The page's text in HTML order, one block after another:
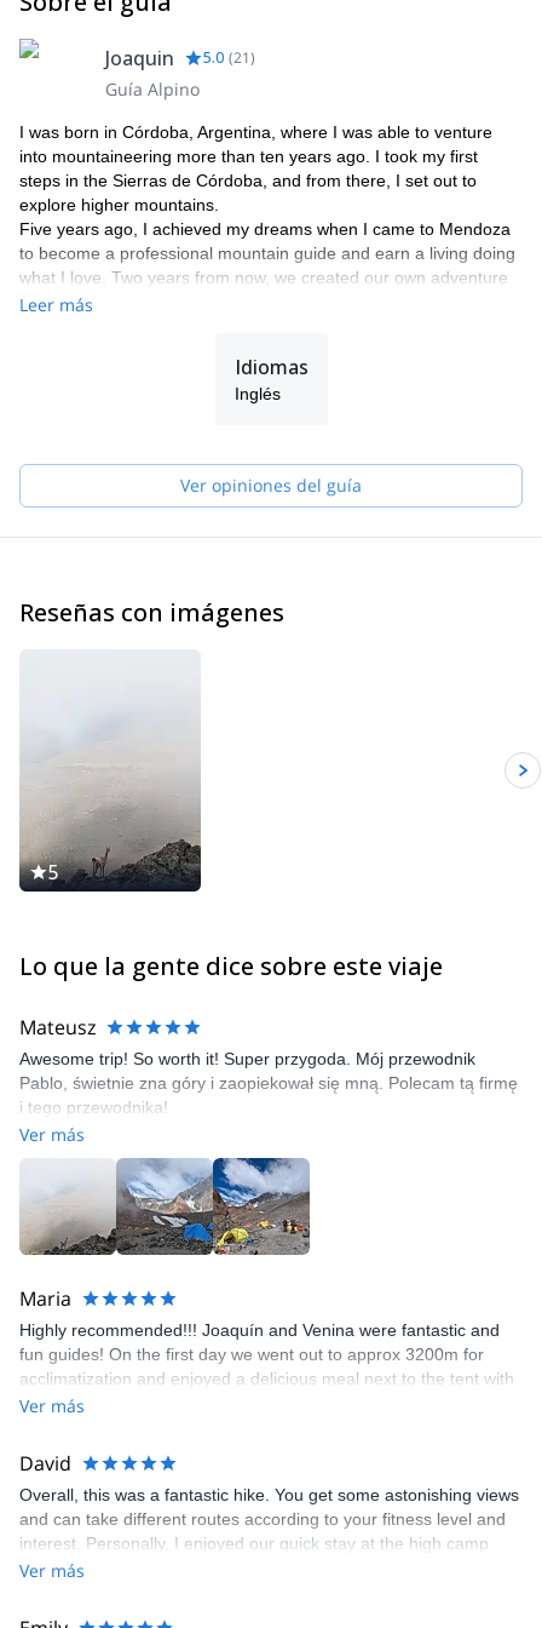
Joaquin 5.0 (21)
Guía Alpino
I was born in Córdoba, Argentina, where I was able to venture
into mountaineering more than ten years ago. I took my first
steps in the Sierras de Córdoba, and from there, I set out to
explore higher mountains.
Five years ago, I achieved my dreams when I came to Mendoza
to become a professional mountain guide and earn a living doing
what I love. Two years from now, we created our own adventure
tourism company in Mendoza.
government agencies, guides, etc. I have made Advanced
emergency medical technician in Buenos Aires, with real
Leer más
Idiomas
Inglés
Ver opiniones del guía
Reseñas con imágenes
5
Lo que la gente dice sobre este viaje
Mateusz
Awesome trip! So worth it! Super przygoda. Mój przewodnik
Pablo, świetnie zna góry i zaopiekował się mną. Polecam tą firmę
i tego przewodnika!
Ver más
Maria
Highly recommended!!! Joaquín and Venina were fantastic and
fun guides! On the first day we went out to approx 3200m for
acclimatization and enjoyed a delicious meal next to the tent with
fantastic views. On the second day we went up to the summit. We
Communication before and after was easy, fast and helpful e.g.
for renting some equipment. Would definitely do it again!
Ver más
David
Overall, this was a fantastic hike. You get some astonishing views
and can take different routes according to your fitness level and
interest. Personally, I enjoyed our quick stay at the high camp
where we got to meet several people who were acclimatising for
time with Joaquin. Thanks to his fun personality and intersting
Ver más